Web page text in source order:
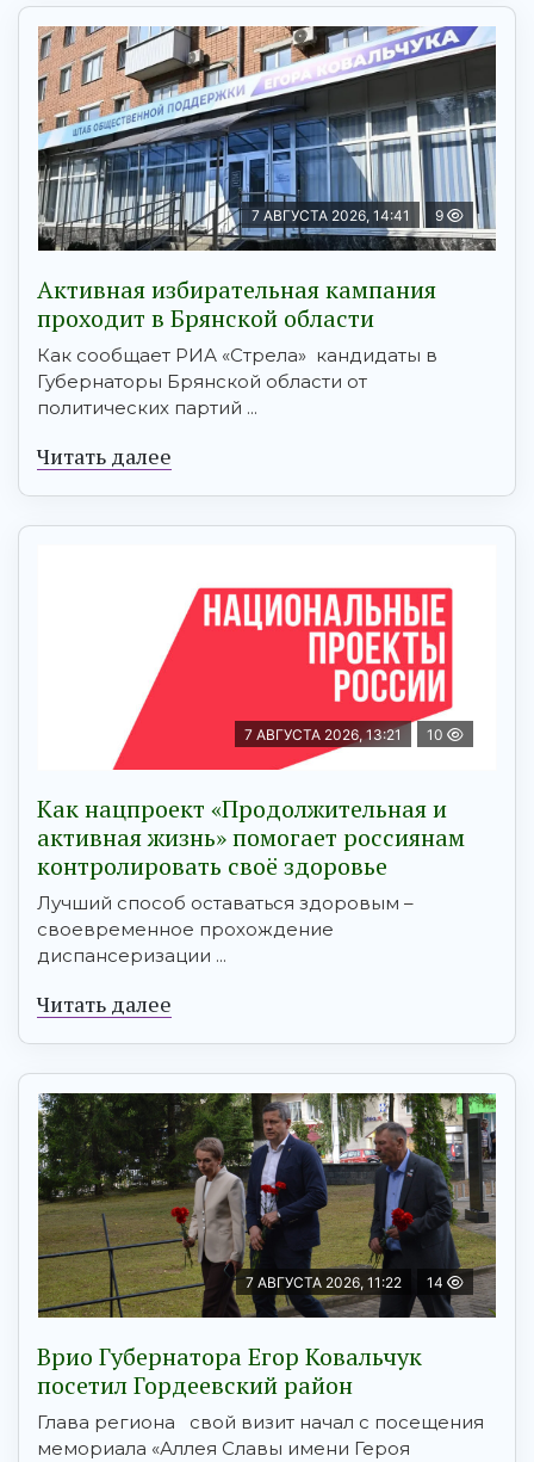
7 АВГУСТА 2026, 14:41 9
Активная избирательная кампания
проходит в Брянской области
Как сообщает РИА «Стрела» кандидаты в
Губернаторы Брянской области от
политических партий ...
Читать далее
7 АВГУСТА 2026, 13:21 10
Как нацпроект «Продолжительная и
активная жизнь» помогает россиянам
контролировать своё здоровье
Лучший способ оставаться здоровым –
своевременное прохождение
диспансеризации ...
Читать далее
7 АВГУСТА 2026, 11:22 14
Врио Губернатора Егор Ковальчук
посетил Гордеевский район
Глава региона свой визит начал с посещения
мемориала «Аллея Славы имени Героя